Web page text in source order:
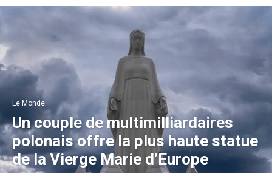
Le Monde
Un couple de multimilliardaires
polonais offre la plus haute statue
de la Vierge Marie d’Europe